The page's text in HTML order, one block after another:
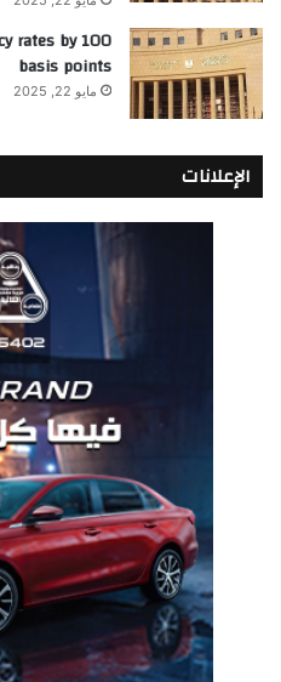
rates by 100
basis points
مايو 22, 2025
الإعلانات